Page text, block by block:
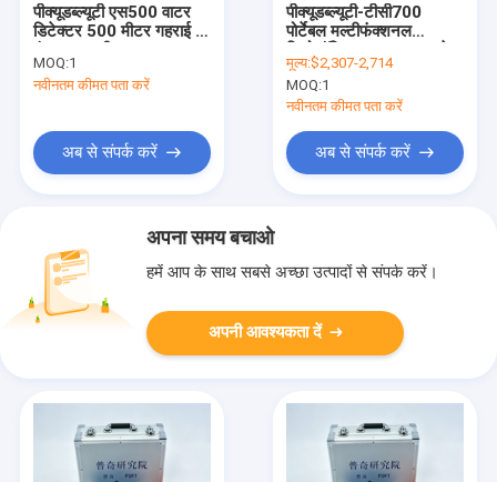
पीक्यूडब्ल्यूटी एस500 वाटर
डिटेक्टर 500 मीटर गहराई 7
MOQ:1
नवीनतम कीमत पता करें
अब से संपर्क करें
पीक्यूडब्ल्यूटी-टीसी700
पोर्टेबल मल्टीफंक्शनल
कुएं जल डिटेक्टर भूमिगत
खोजक 600 एम
मूल्य:$2,307-2,714
MOQ:1
नवीनतम कीमत पता करें
अब से संपर्क करें
अपना समय बचाओ
हमें आप के साथ सबसे अच्छा उत्पादों से संपर्क करें।
अपनी आवश्यकता दें